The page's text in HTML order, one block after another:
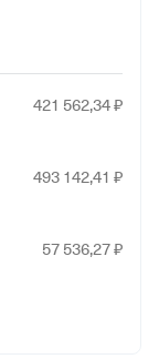
421 562,34₽
493 142,41 ₽
57 536,27₽